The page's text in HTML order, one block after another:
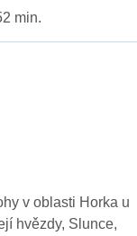
min.
v oblasti Horka u
hvězdy, Slunce,